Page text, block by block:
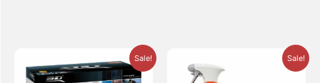
Sale! Sale!